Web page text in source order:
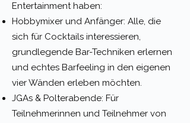
Entertainment haben:
Hobbymixer und Anfänger: Alle, die
sich für Cocktails interessieren,
grundlegende Bar-Techniken erlernen
und echtes Barfeeling in den eigenen
vier Wänden erleben möchten.
JGAs & Polterabende: Für
Teilnehmerinnen und Teilnehmer von